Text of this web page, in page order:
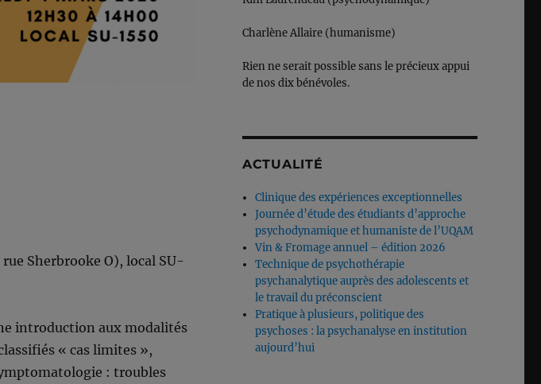
Sherbrooke O), local SU-
introduction aux modalités
« cas limites »,
: troubles
Charlène Allaire (humanisme)
Rien ne serait possible sans le précieux appui
de nos dix bénévoles.
ACTUALITÉ
Clinique des expériences exceptionnelles
Journée d’étude des étudiants d’approche
psychodynamique et humaniste de l’UQAM
Vin & Fromage annuel – édition 2026
Technique de psychothérapie
psychanalytique auprès des adolescents et
le travail du préconscient
Pratique à plusieurs, politique des
psychoses : la psychanalyse en institution
aujourd’hui